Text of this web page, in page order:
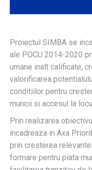
Proiectul SIMBA se
ale POCU 2014-2020
umane inalt calificate,
valorificarea
conditiilor pentru
muncii si accesul la
Prin realizarea
incadreaza in Axa
prin cresterea
formare pentru piata